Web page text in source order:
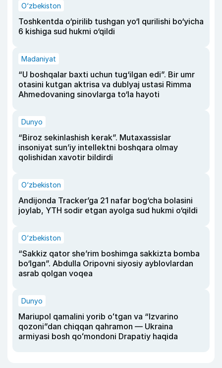
O‘zbekiston
Toshkentda o‘pirilib tushgan yo‘l qurilishi bo‘yicha
6 kishiga sud hukmi o‘qildi
Madaniyat
“U boshqalar baxti uchun tug‘ilgan edi”. Bir umr
otasini kutgan aktrisa va dublyaj ustasi Rimma
Ahmedovaning sinovlarga to‘la hayoti
Dunyo
“Biroz sekinlashish kerak”. Mutaxassislar
insoniyat sun’iy intellektni boshqara olmay
qolishidan xavotir bildirdi
O‘zbekiston
Andijonda Tracker’ga 21 nafar bog‘cha bolasini
joylab, YTH sodir etgan ayolga sud hukmi o‘qildi
O‘zbekiston
“Sakkiz qator she’rim boshimga sakkizta bomba
bo‘lgan”. Abdulla Oripovni siyosiy ayblovlardan
asrab qolgan voqea
Dunyo
Mariupol qamalini yorib oʻtgan va “Izvarino
qozoni”dan chiqqan qahramon — Ukraina
armiyasi bosh qoʻmondoni Drapatiy haqida